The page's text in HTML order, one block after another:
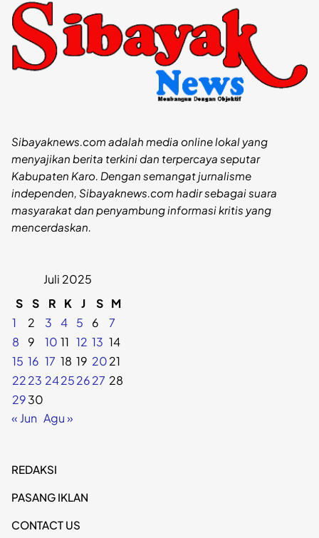
Sibayaknews.com adalah media online lokal yang
menyajikan berita terkini dan terpercaya seputar
Kabupaten Karo. Dengan semangat jurnalisme
independen, Sibayaknews.com hadir sebagai suara
masyarakat dan penyambung informasi kritis yang
mencerdaskan.
Juli 2025
S
S R K J S M
1
2 3 4 5 6
7
8
9 10 11 12 13 14
15 16 17 18 19 2021
2223 24252627 28
2930
« Jun Agu »
REDAKSI
PASANG IKLAN
CONTACT US